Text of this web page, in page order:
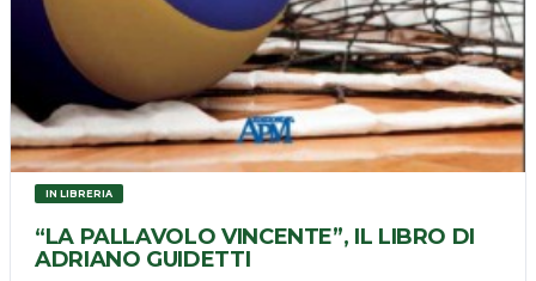
IN LIBRERIA
“LA PALLAVOLO VINCENTE”, IL LIBRO DI
ADRIANO GUIDETTI